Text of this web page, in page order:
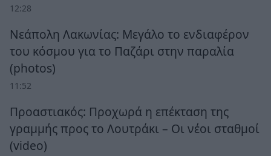
12:28
Νεάπολη Λακωνίας: Μεγάλο το ενδιαφέρον
του κόσμου για το Παζάρι στην παραλία
(photos)
11:52
Προαστιακός: Προχωρά η επέκταση της
γραμμής προς το Λουτράκι – Οι νέοι σταθμοί
(video)